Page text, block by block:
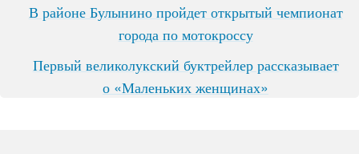
В районе Булынино пройдет открытый чемпионат
города по мотокроссу
Первый великолукский буктрейлер рассказывает
о «Маленьких женщинах»